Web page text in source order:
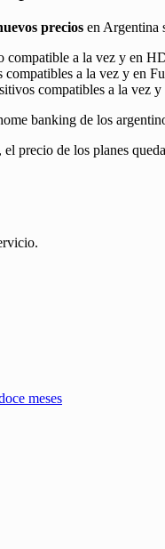
precios en Argentina
compatible a la vez y en
compatibles a la vez y en
compatibles a la vez
, el precio de los planes
meses